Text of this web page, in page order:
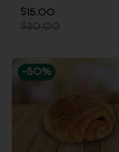
$15.00
$30.00
-50%